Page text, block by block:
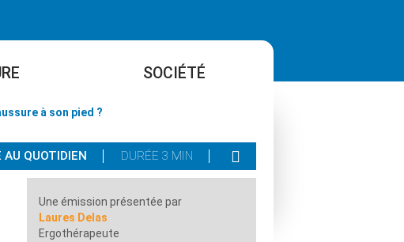
SOCIÉTÉ
à son pied ?
AU QUOTIDIEN DURÉE 3 MIN
Une émission présentée par
Laures Delas
Ergothérapeute